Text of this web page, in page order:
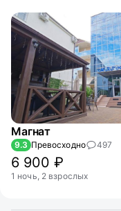
Магнат
9.3 Превосходно 497
6 900 ₽
1 ночь, 2 взрослых